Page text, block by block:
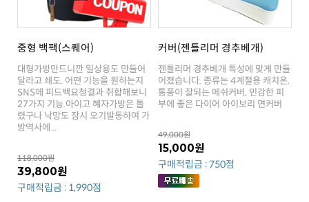
중형 백팩(스퀘어)
방역사에 ..
118,000원
39,800원
구매적립금 : 1,990점
커버(젠틀리머 경추베개)
부에 좋은 다이어 아이보리 면커버
49,000원
15,000원
구매적립금 : 750점